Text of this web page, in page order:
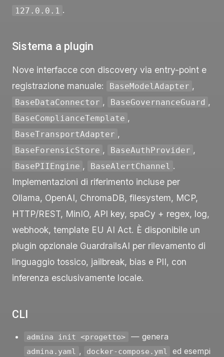
127.0.0.1 .
Sistema a plugin
Nove interfacce con discovery via entry-point e
registrazione manuale:
BaseModelAdapter ,
BaseDataConnector , BaseGovernanceGuard ,
BaseComplianceTemplate ,
BaseTransportAdapter ,
BaseForensicStore , BaseAuthProvider ,
BasePIIEngine , BaseAlertChannel .
Implementazioni di riferimento incluse per
Ollama, OpenAI, ChromaDB, filesystem, MCP,
HTTP/REST, MinIO, API key, spaCy + regex, log,
webhook, template EU AI Act. È disponibile un
plugin opzionale GuardrailsAI per rilevamento di
linguaggio tossico, jailbreak, bias e PII, con
inferenza esclusivamente locale.
CLI
admina init <progetto> — genera
admina.yaml , docker-compose.yml
ed esempi